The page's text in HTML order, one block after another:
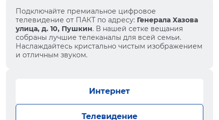
Подключайте премиальное цифровое
телевидение от ПАКТ по адресу: Генерала Хазова
улица, д. 10, Пушкин. В нашей сетке вещания
собраны лучшие телеканалы для всей семьи.
Наслаждайтесь кристально чистым изображением
и отличным звуком.
Интернет
Телевидение